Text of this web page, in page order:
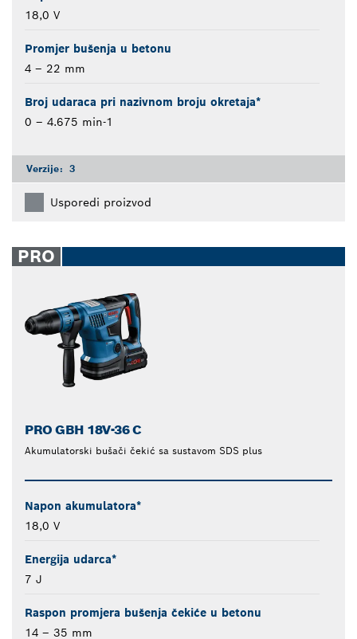
18,0 V
Promjer bušenja u betonu
4 – 22 mm
Broj udaraca pri nazivnom broju okretaja*
0 – 4.675 min-1
Verzije: 3
Usporedi proizvod
PRO
PRO GBH 18V-36 C
Akumulatorski bušači čekić sa sustavom SDS plus
Napon akumulatora*
18,0 V
Energija udarca*
7 J
Raspon promjera bušenja čekiće u betonu
14 – 35 mm